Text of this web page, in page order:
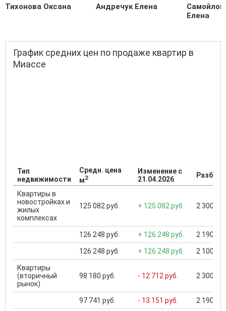
Тихонова Оксана Андречук Елена
Елена
График средних цен по продаже квартир в
Миассе
Тип
недвижимости
Средн. цена
м2
Изменение с
21.04.2026
Квартиры в
новостройках и
жилых
комплексах
125 082 руб. + 125 082 руб. 2 300
126 248 руб. + 126 248 руб. 2 190
126 248 руб. + 126 248 руб. 2 100
Квартиры
(вторичный
рынок)
98 180 руб. - 12 712 руб. 2 300
97 741 руб. - 13 151 руб. 2 190